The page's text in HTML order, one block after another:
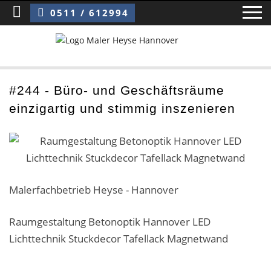
Sie sind hier:Büro- und Geschäftsräume einzigartig und stimmig inszenieren
0511 / 612994
Home
Blog
Über uns ›
Mitarbeiter / Das Team
Referenzen und Kundenbewertungen
#244 - Büro- und Geschäftsräume
einzigartig und stimmig inszenieren
Malerfachbetrieb Heyse - Hannover
Raumgestaltung Betonoptik Hannover LED
Lichttechnik Stuckdecor Tafellack Magnetwand